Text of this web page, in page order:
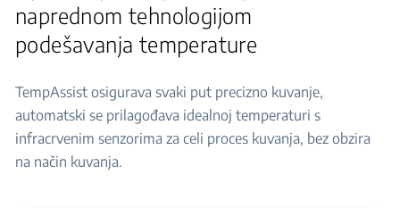
naprednom tehnologijom
podešavanja temperature
TempAssist osigurava svaki put precizno kuvanje,
automatski se prilagođava idealnoj temperaturi s
infracrvenim senzorima za celi proces kuvanja, bez obzira
na način kuvanja.